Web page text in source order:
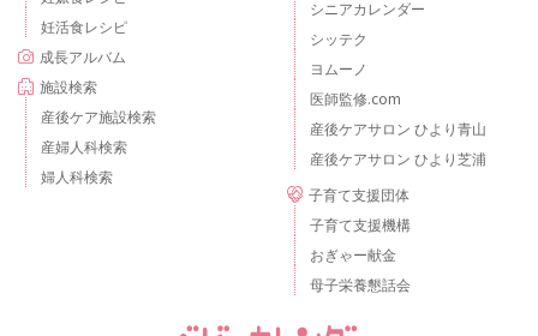
妊活食レシピ
成長アルバム
施設検索
産後ケア施設検索
産婦人科検索
婦人科検索
シニアカレンダー
シッテク
ヨムーノ
医師監修.com
産後ケアサロン ひより青山
産後ケアサロン ひより芝浦
子育て支援団体
子育て支援機構
おぎゃー献金
母子栄養懇話会